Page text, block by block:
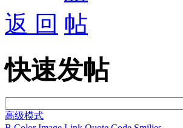
返 回
快速发帖
高级模式